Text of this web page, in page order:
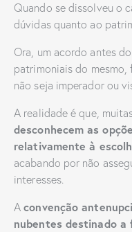
Quando se dissolveu o
dúvidas quanto ao
Ora, um acordo antes
patrimoniais do
não seja imperador ou
A realidade é que,
desconhecem as
relativamente à
acabando por não
interesses.
Aconvenção
nubentes destinado a